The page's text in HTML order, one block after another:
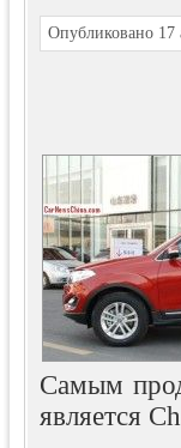
Опубликовано 17
Самым
является